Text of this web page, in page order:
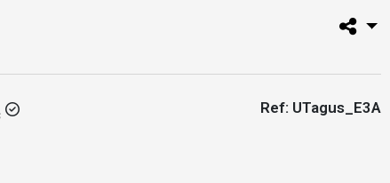
Ref: UTagus_E3A